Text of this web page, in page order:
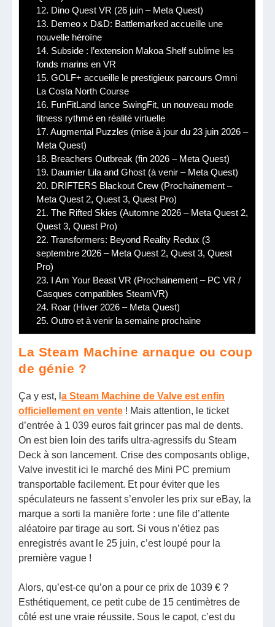
12. Dino Quest VR (26 juin – Meta Quest)
13. Demeo x D&D: Battlemarked accueille une
nouvelle héroïne
14. Subside : l’extension Makoa Shelf sublime les
fonds marins en VR
15. GOLF+ accueille le prestigieux parcours Omni
La Costa North Course
16. FunFitLand lance SwingFit, un nouveau mode
fitness rythmé en réalité virtuelle
17. Augmental Puzzles (mise à jour du 23 juin 2026 –
Meta Quest)
18. Breachers Outbreak (fin 2026 – Meta Quest)
19. Daumier Lila and Ghost (à venir – Meta Quest)
20. DRIFTERS Blackout Crew (Prochainement –
Meta Quest 2, Quest 3, Quest Pro)
21. The Rifted Skies (Automne 2026 – Meta Quest 2,
Quest 3, Quest Pro)
22. Transformers: Beyond Reality Redux (3
septembre 2026 – Meta Quest 2, Quest 3, Quest
Pro)
23. I Am Your Beast VR (Prochainement – PC VR /
Casques compatibles SteamVR)
24. Roar (Hiver 2026 – Meta Quest)
25. Outro et à venir la semaine prochaine
La Steam Machine arnaque ou coup
de génie ?
Ça y est, la Steam Machine de Valve est enfin
officiellement en vente ! Mais attention, le ticket
d’entrée à 1 039 euros fait grincer pas mal de dents.
On est bien loin des tarifs ultra-agressifs du Steam
Deck à son lancement. Crise des composants oblige,
Valve investit ici le marché des Mini PC premium
transportable facilement. Et pour éviter que les
spéculateurs ne fassent s’envoler les prix sur eBay, la
marque a sorti la manière forte : une file d’attente
aléatoire par tirage au sort. Si vous n’étiez pas
enregistrés avant le 25 juin, c’est loupé pour la
première vague !
Alors, qu’est-ce qu’on a pour ce prix de 1039 € ?
Esthétiquement, ce petit cube de 15 centimètres de
côté est une vraie réussite. Sous le capot, c’est du